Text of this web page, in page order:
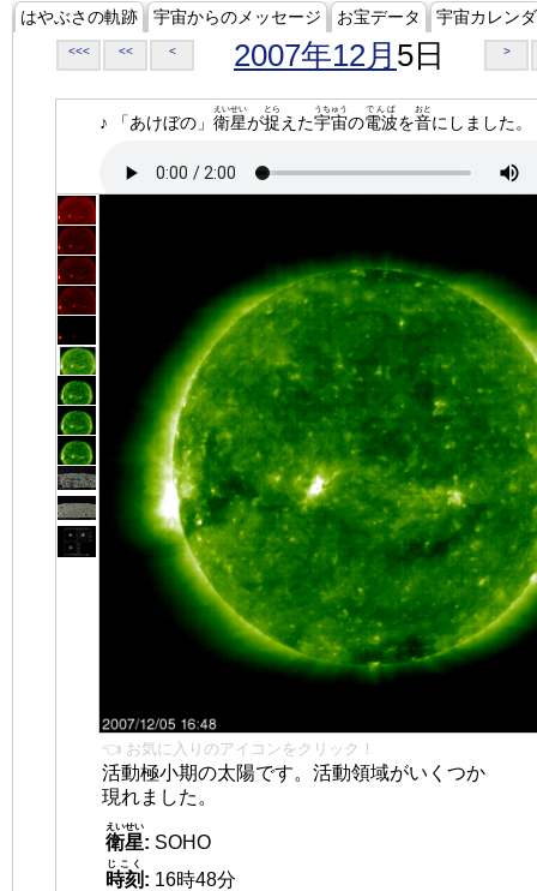
はやぶさの軌跡 宇宙からのメッセージ お宝データ 宇宙カレン
<<< << < 2007年12月 5日 >
♪ 「あけぼの」 衛星
えいせい
が捉
とら
えた宇宙
うちゅう
の電波
でんぱ
を音
おと
にしました。
👈 お気に入りのアイコンをクリック！
活動極小期の太陽です。活動領域がいくつか
現れました。
衛星
えいせい
: SOHO
時刻
じこく
: 16時48分